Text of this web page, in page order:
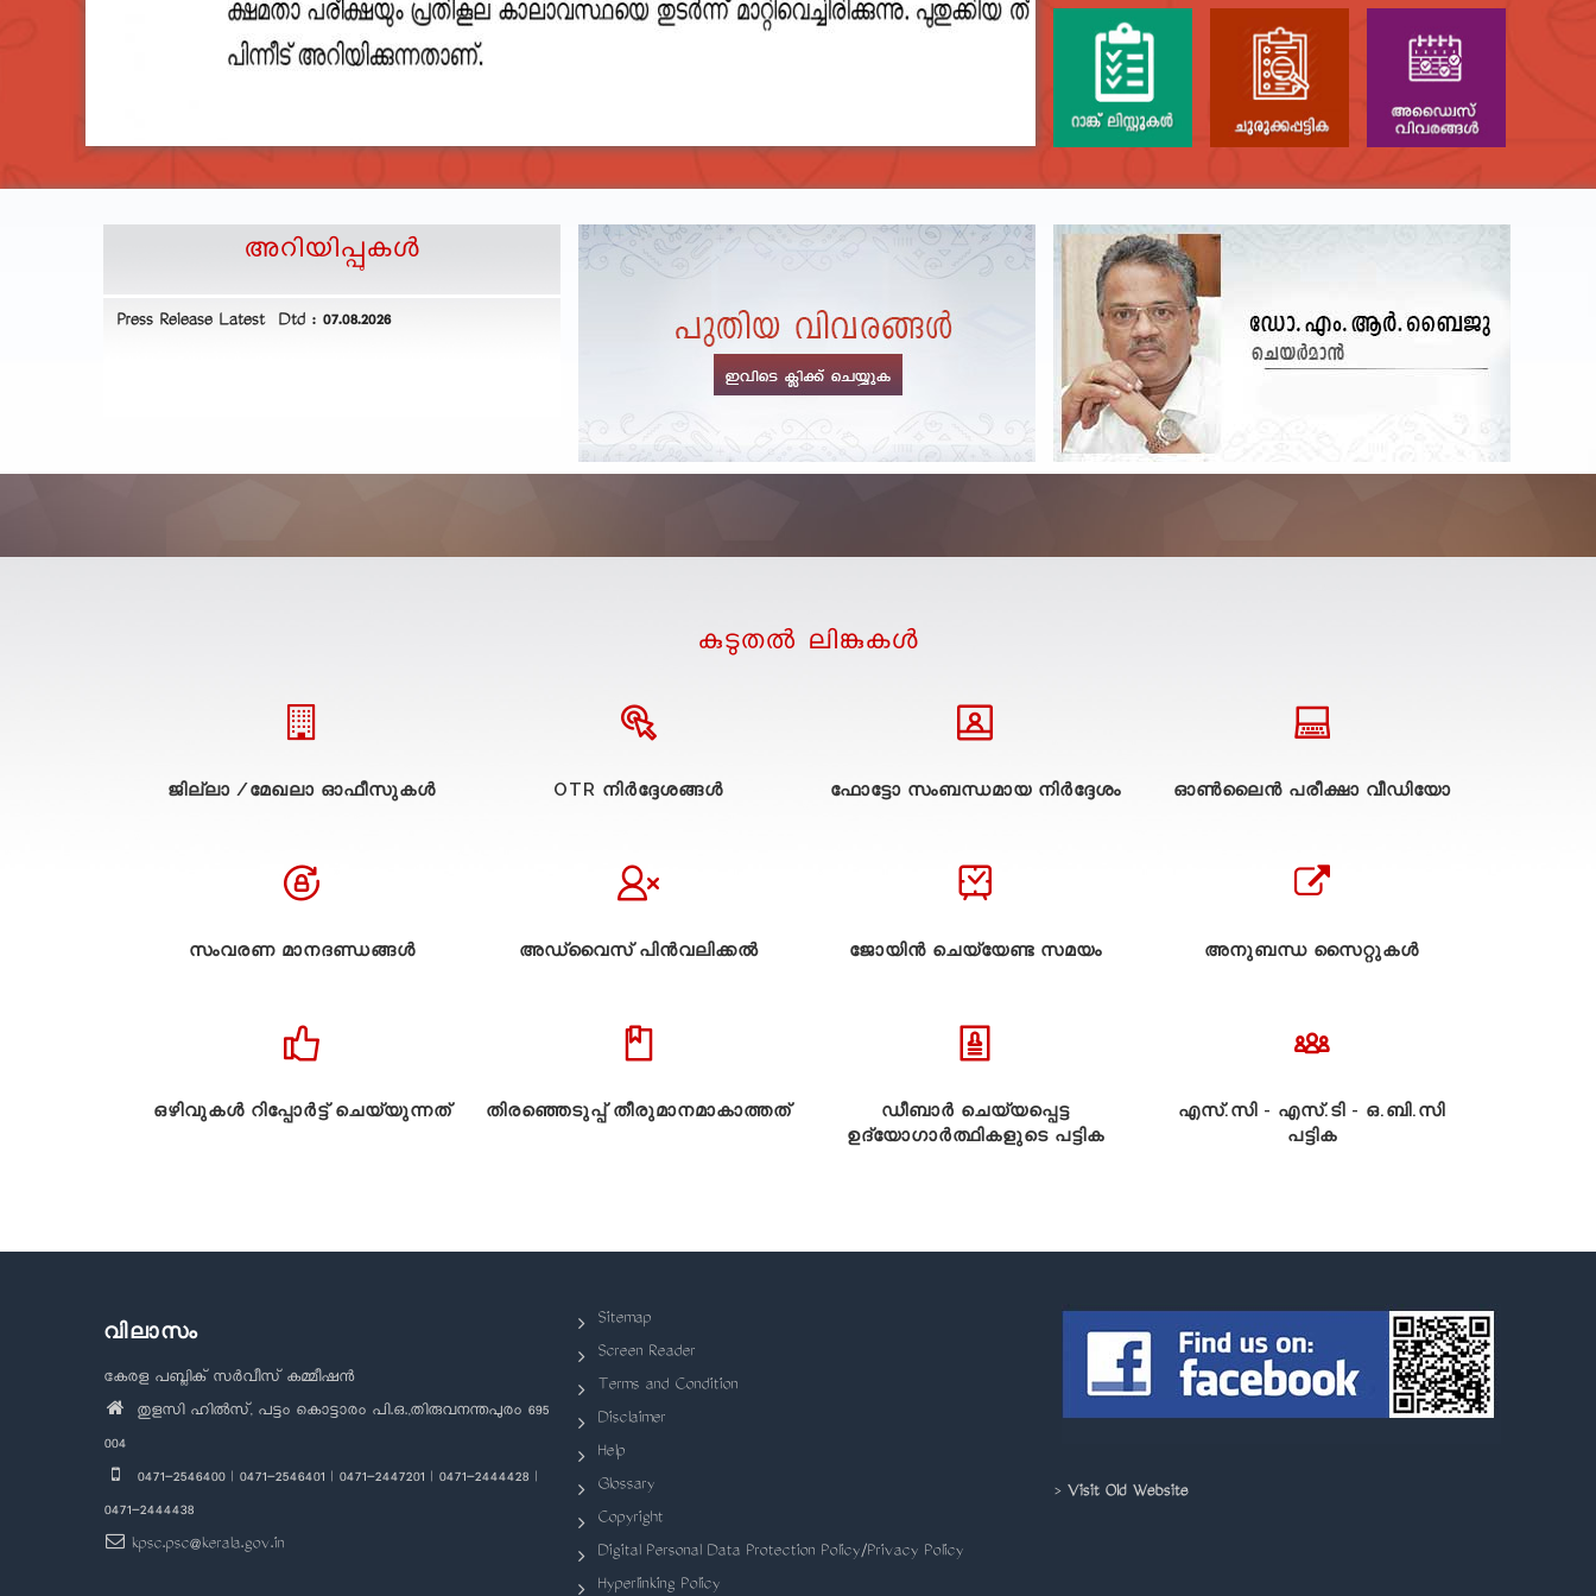
അറിയിപ്പുകള്‍
Press Release Latest Dtd : 07.08.2026
2023__final_list_o_m_r__sheets_for_destruction.pdf
LIST OF O.M.R./DESCRIPTIVE ANSWER SHEETS
ORDERED FOR DESTRUCTION- 2023
DEPARTMENTAL TEST - JANUARY 2026 -Date of
Exam Post poned
കുടുതല്‍ ലിങ്കുകള്‍
ജില്ലാ /മേഖലാ ഓഫീസുകള്‍ OTR നിർദ്ദേശങ്ങൾ ഫോട്ടോ സംബന്ധമായ നിർദ്ദേശം ഓൺലൈൻ പരീക്ഷാ വീഡിയോ
സംവരണ മാനദണ്ഡങ്ങൾ അഡ്വൈസ് പിൻവലിക്കൽ ജോയിൻ ചെയ്യേണ്ട സമയം അനുബന്ധ സൈറ്റുകള്‍
ഒഴിവുകൾ റിപ്പോർട്ട് ചെയ്യുന്നത് തിരഞ്ഞെടുപ്പ് തീരുമാനമാകാത്തത്
ഡീബാർ ചെയ്യപ്പെട്ട
ഉദ്യോഗാർത്ഥികളുടെ പട്ടിക
എസ്.സി - എസ്.ടി - ഒ.ബി.സി
പട്ടിക
വിലാസം
കേരള പബ്ലിക് സർവീസ് കമ്മീഷൻ
തുളസി ഹിൽസ്, പട്ടം കൊട്ടാരം പി.ഒ.,തിരുവനന്തപുരം 695
004
0471-2546400 | 0471-2546401 | 0471-2447201 | 0471-2444428 |
0471-2444438
kpsc.psc@kerala.gov.in
Sitemap
Screen Reader
Terms and Condition
Disclaimer
Help
Glossary
Copyright
Digital Personal Data Protection Policy/Privacy Policy
Hyperlinking Policy
> Visit Old Website